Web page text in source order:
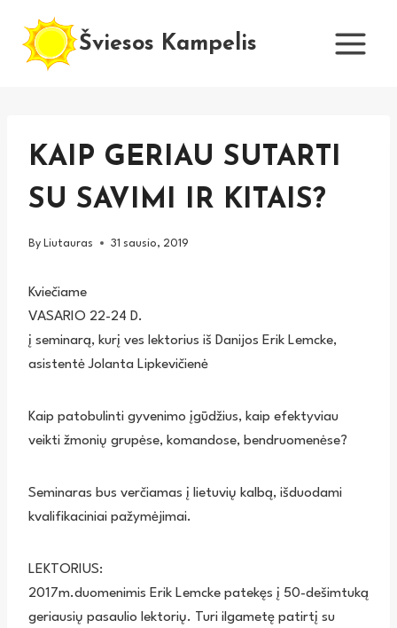
content
Šviesos Kampelis
KAIP GERIAU SUTARTI
SU SAVIMI IR KITAIS?
By Liutauras 31 sausio, 2019
Kviečiame
VASARIO 22-24 D.
į seminarą, kurį ves lektorius iš Danijos Erik Lemcke,
asistentė Jolanta Lipkevičienė
Kaip patobulinti gyvenimo įgūdžius, kaip efektyviau
veikti žmonių grupėse, komandose, bendruomenėse?
Seminaras bus verčiamas į lietuvių kalbą, išduodami
kvalifikaciniai pažymėjimai.
LEKTORIUS:
2017m.duomenimis Erik Lemcke patekęs į 50-dešimtuką
geriausių pasaulio lektorių. Turi ilgametę patirtį su